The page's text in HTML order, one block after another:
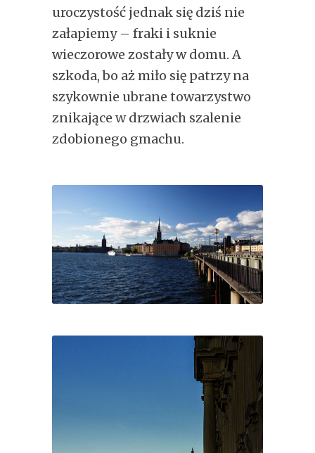
uroczystość jednak się dziś nie
załapiemy – fraki i suknie
wieczorowe zostały w domu. A
szkoda, bo aż miło się patrzy na
szykownie ubrane towarzystwo
znikające w drzwiach szalenie
zdobionego gmachu.